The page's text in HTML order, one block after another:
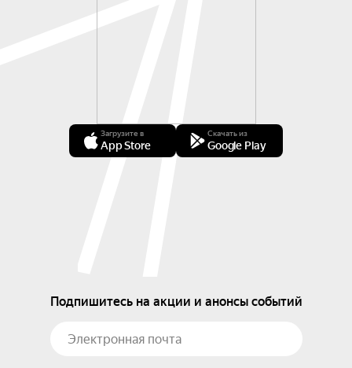
Загрузите в
App Store
Скачать из
Google Play
Подпишитесь на акции и анонсы событий